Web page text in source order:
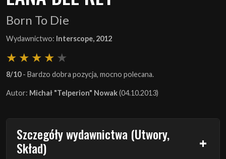
Born To Die
Wydawnictwo: Interscope, 2012
8/10- Bardzo dobra pozycja, mocno polecana.
Autor: Michał "Telperion" Nowak(04.10.2013)
Szczegóły wydawnictwa (Utwory,
Skład)